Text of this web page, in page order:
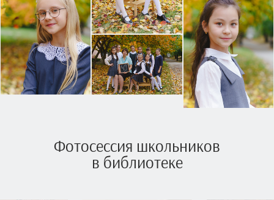
Фотосессия школьников
в библиотеке